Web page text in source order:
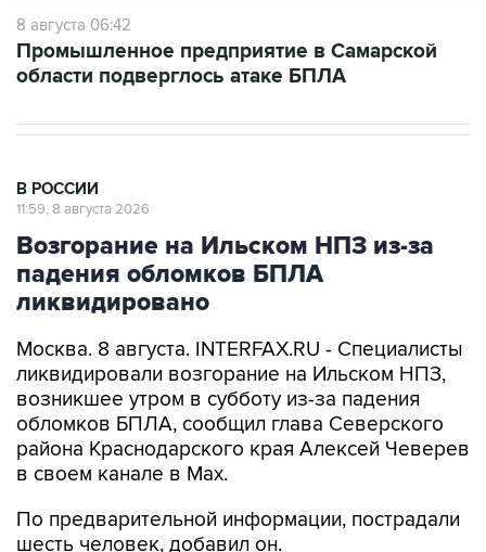
8 августа 06:42
Промышленное предприятие в Самарской
области подверглось атаке БПЛА
В РОССИИ
11:59, 8 августа 2026
Возгорание на Ильском НПЗ из-за
падения обломков БПЛА
ликвидировано
Москва. 8 августа. INTERFAX.RU - Специалисты
ликвидировали возгорание на Ильском НПЗ,
возникшее утром в субботу из-за падения
обломков БПЛА, сообщил глава Северского
района Краснодарского края Алексей Чеверев
в своем канале в Max.
По предварительной информации, пострадали
шесть человек, добавил он.